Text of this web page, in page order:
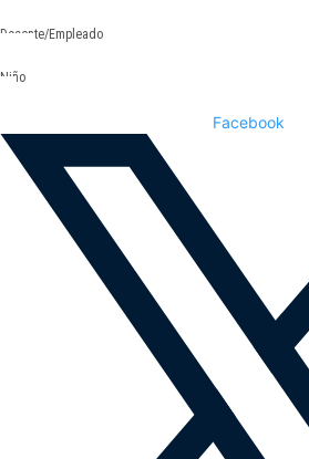
Docente/Empleado
Niño
Facebook